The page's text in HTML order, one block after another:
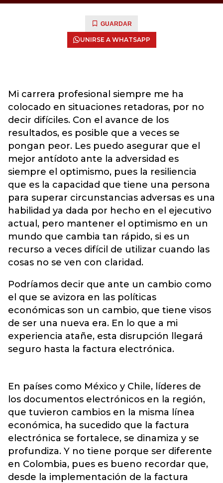
GUARDAR
UNIRSE A WHATSAPP
Mi carrera profesional siempre me ha
colocado en situaciones retadoras, por no
decir difíciles. Con el avance de los
resultados, es posible que a veces se
pongan peor. Les puedo asegurar que el
mejor antídoto ante la adversidad es
siempre el optimismo, pues la resiliencia
que es la capacidad que tiene una persona
para superar circunstancias adversas es una
habilidad ya dada por hecho en el ejecutivo
actual, pero mantener el optimismo en un
mundo que cambia tan rápido, si es un
recurso a veces difícil de utilizar cuando las
cosas no se ven con claridad.
Podríamos decir que ante un cambio como
el que se avizora en las políticas
económicas son un cambio, que tiene visos
de ser una nueva era. En lo que a mi
experiencia atañe, esta disrupción llegará
seguro hasta la factura electrónica.
En países como México y Chile, líderes de
los documentos electrónicos en la región,
que tuvieron cambios en la misma línea
económica, ha sucedido que la factura
electrónica se fortalece, se dinamiza y se
profundiza. Y no tiene porque ser diferente
en Colombia, pues es bueno recordar que,
desde la implementación de la factura